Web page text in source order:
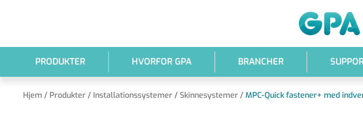
PRODUKTER HVORFOR GPA BRANCHER
Hjem / Produkter / Installationssystemer / Skinnesystemer / MPC-Quick fastener+ med